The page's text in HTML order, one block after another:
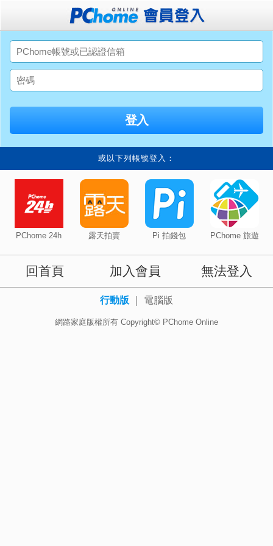
或以下列帳號登入：
PChome 24h 露天拍賣 Pi 拍錢包 PChome 旅遊
回首頁 加入會員 無法登入
行動版 電腦版
網路家庭版權所有 Copyright© PChome Online